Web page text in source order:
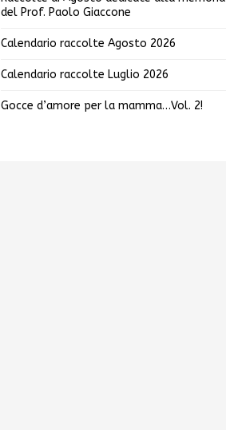
del Prof. Paolo Giaccone
Calendario raccolte Agosto 2026
Calendario raccolte Luglio 2026
Gocce d’amore per la mamma…Vol. 2!